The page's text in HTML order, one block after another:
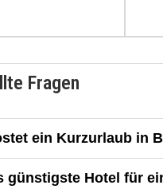
Fragen
ein Kurzurlaub in
günstigste Hotel für